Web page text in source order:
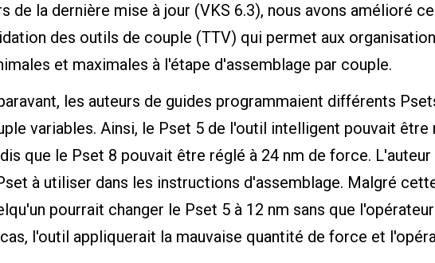
de la dernière mise à jour (VKS 6.3), nous avons amélioré
des outils de couple (TTV) qui permet aux
et maximales à l'étape d'assemblage par couple.
les auteurs de guides programmaient différents
variables. Ainsi, le Pset 5 de l'outil intelligent pouvait être
que le Pset 8 pouvait être réglé à 24 nm de force.
à utiliser dans les instructions d'assemblage. Malgré
pourrait changer le Pset 5 à 12 nm sans que
l'outil appliquerait la mauvaise quantité de force et